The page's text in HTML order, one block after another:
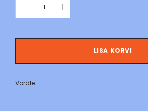
LISA KORVI
Võrdle